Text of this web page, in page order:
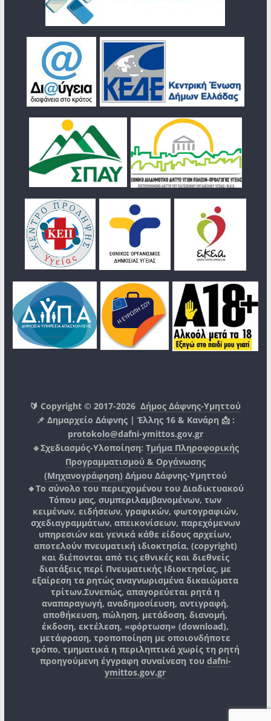
🔰 Copyright © 2017-2026Δήμος Δάφνης-Υμηττού
📌 Δημαρχείο Δάφνης | Έλλης 16 & Κανάρη 📩 :
protokolo@dafni-ymittos.gov.gr
🔹Σχεδιασμός-Υλοποίηση: Τμήμα Πληροφορικής
Προγραμματισμού & Οργάνωσης
(Μηχανογράφηση) Δήμου Δάφνης-Υμηττού
🔸Το σύνολο του περιεχομένου του Διαδικτυακού
Τόπου μας, συμπεριλαμβανομένων, των
κειμένων, ειδήσεων, γραφικών, φωτογραφιών,
σχεδιαγραμμάτων, απεικονίσεων, παρεχόμενων
υπηρεσιών και γενικά κάθε είδους αρχείων,
αποτελούν πνευματική ιδιοκτησία, (copyright)
και διέπονται από τις εθνικές και διεθνείς
διατάξεις περί Πνευματικής Ιδιοκτησίας, με
εξαίρεση τα ρητώς αναγνωρισμένα δικαιώματα
τρίτων.Συνεπώς, απαγορεύεται ρητά η
αναπαραγωγή, αναδημοσίευση, αντιγραφή,
αποθήκευση, πώληση, μετάδοση, διανομή,
έκδοση, εκτέλεση, «φόρτωση» (download),
μετάφραση, τροποποίηση με οποιονδήποτε
τρόπο, τμηματικά η περιληπτικά χωρίς τη ρητή
προηγούμενη έγγραφη συναίνεση του dafni-
ymittos.gov.gr